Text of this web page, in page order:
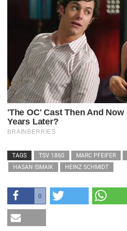
TAGS TSV 1860 MARC PFEIFER
HASAN ISMAIK
HEINZ SCHMIDT
0